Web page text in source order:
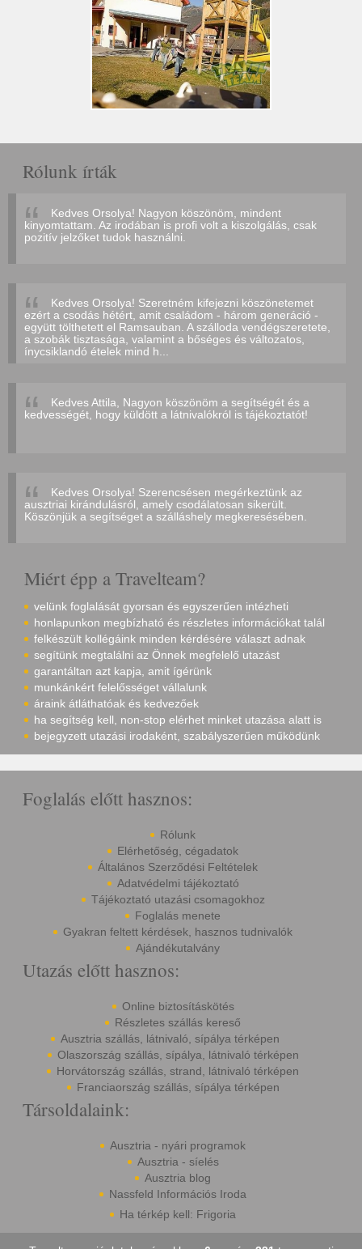
Rólunk írták
Kedves Orsolya! Nagyon köszönöm, mindent
kinyomtattam. Az irodában is profi volt a kiszolgálás, csak
pozitív jelzőket tudok használni.
Kedves Orsolya! Szeretném kifejezni köszönetemet
ezért a csodás hétért, amit családom - három generáció -
együtt tölthetett el Ramsauban. A szálloda vendégszeretete,
a szobák tisztasága, valamint a bőséges és változatos,
ínycsiklandó ételek mind h...
Kedves Attila, Nagyon köszönöm a segítségét és a
kedvességét, hogy küldött a látnivalókról is tájékoztatót!
Kedves Orsolya! Szerencsésen megérkeztünk az
ausztriai kirándulásról, amely csodálatosan sikerült.
Köszönjük a segítséget a szálláshely megkeresésében.
Miért épp a Travelteam?
velünk foglalását gyorsan és egyszerűen intézheti
honlapunkon megbízható és részletes információkat talál
felkészült kollégáink minden kérdésére választ adnak
segítünk megtalálni az Önnek megfelelő utazást
garantáltan azt kapja, amit ígérünk
munkánkért felelősséget vállalunk
áraink átláthatóak és kedvezőek
ha segítség kell, non-stop elérhet minket utazása alatt is
bejegyzett utazási irodaként, szabályszerűen működünk
Foglalás előtt hasznos:
Rólunk
Elérhetőség, cégadatok
Általános Szerződési Feltételek
Adatvédelmi tájékoztató
Tájékoztató utazási csomagokhoz
Foglalás menete
Gyakran feltett kérdések, hasznos tudnivalók
Ajándékutalvány
Utazás előtt hasznos:
Online biztosításkötés
Részletes szállás kereső
Ausztria szállás, látnivaló, sípálya térképen
Olaszország szállás, sípálya, látnivaló térképen
Horvátország szállás, strand, látnivaló térképen
Franciaország szállás, sípálya térképen
Társoldalaink:
Ausztria - nyári programok
Ausztria - síelés
Ausztria blog
Nassfeld Információs Iroda
Ha térkép kell: Frigoria